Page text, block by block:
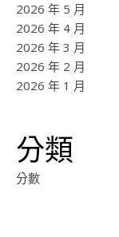
2026 年 5 月
2026 年 4 月
2026 年 3 月
2026 年 2 月
2026 年 1 月
分類
分數